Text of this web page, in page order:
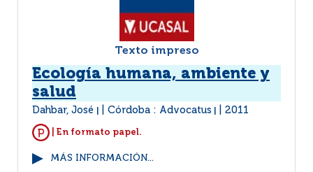
Texto impreso
Ecología humana, ambiente y
salud
Dahbar, José Córdoba : Advocatus 2011
| En formato papel.
MÁS INFORMACIÓN...